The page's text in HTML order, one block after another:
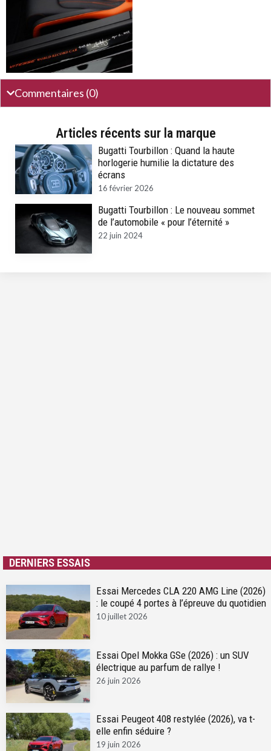
Commentaires (0)
Articles récents sur la marque
Bugatti Tourbillon : Quand la haute
horlogerie humilie la dictature des
écrans
16 février 2026
Bugatti Tourbillon : Le nouveau sommet
de l’automobile « pour l’éternité »
22 juin 2024
DERNIERS ESSAIS
Essai Mercedes CLA 220 AMG Line (2026)
: le coupé 4 portes à l’épreuve du quotidien
10 juillet 2026
Essai Opel Mokka GSe (2026) : un SUV
électrique au parfum de rallye !
26 juin 2026
Essai Peugeot 408 restylée (2026), va t-
elle enfin séduire ?
19 juin 2026